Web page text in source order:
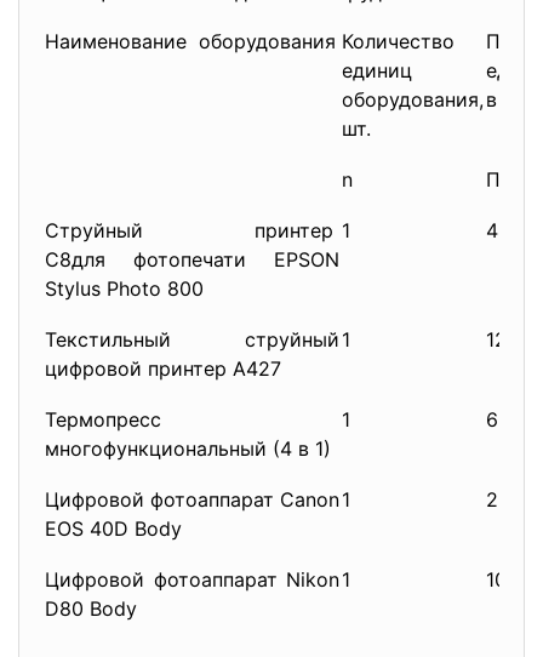
Наименование оборудования Количество
единиц
оборудования,
шт.
в
n Пр
Струйный принтер
С8для фотопечати EPSON
Stylus Photo 800
1 480
Текстильный струйный
цифровой принтер А427
1 12
Термопресс
многофункциональный (4 в 1)
1 6
Цифровой фотоаппарат Canon
EOS 40D Body
1
Цифровой фотоаппарат Nikon
D80 Body
1 10800